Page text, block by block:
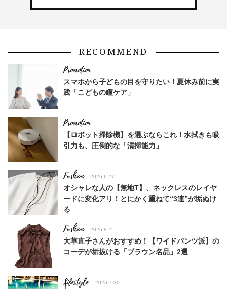
RECOMMEND
スマホから子どもの目を守りたい！夏休み前に実
践「こどもの瞳ケア」
【ロボット掃除機】を選ぶならこれ！水拭きも吸
引力も、圧倒的な「清掃能力」
Fashion 2026.6.27
オシャレな人の【無地T】、ネックレスのレイヤ
ードに変化アリ！とにかく重ねて“3連”が垢ぬけ
る
Fashion 2026.8.2
大草直子さんがおすすめ！【ワイドパンツ派】の
コーデが垢抜ける「ブラウン名品」2選
Lifestyle 2026.7.30